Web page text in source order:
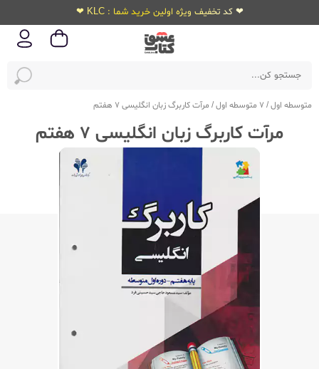
❤ کد تخفیف ویژه اولین خرید شما : KLC ❤
متوسطه اول/ 7 متوسطه اول / مرآت کاربرگ زبان انگلیسی 7 هفتم
مرآت کاربرگ زبان انگلیسی 7 هفتم